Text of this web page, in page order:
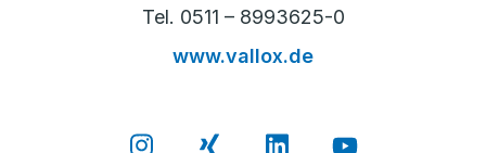
Tel. 0511 – 8993625-0
www.vallox.de